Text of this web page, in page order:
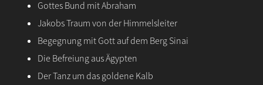
Gottes Bund mit Abraham
Jakobs Traum von der Himmelsleiter
Begegnung mit Gott auf dem Berg Sinai
Die Befreiung aus Ägypten
Der Tanz um das goldene Kalb